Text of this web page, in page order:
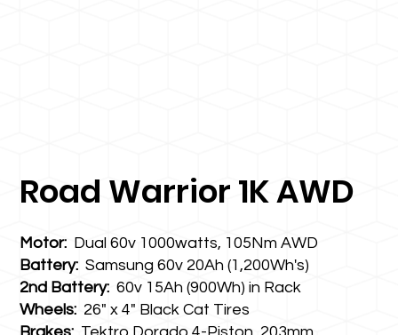
Road Warrior 1K AWD
Motor: Dual 60v 1000watts, 105Nm AWD
Battery: Samsung 60v 20Ah (1,200Wh's)
2nd Battery:60v 15Ah (900Wh) in Rack
Wheels: 26" x 4" Black Cat Tires
Brakes: Tektro Dorado 4-Piston, 203mm